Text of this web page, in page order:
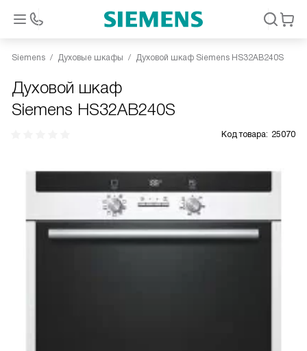
Siemens Духовые шкафы Духовой шкаф Siemens HS32AB240S
Духовой шкаф
Siemens HS32AB240S
Код товара: 25070